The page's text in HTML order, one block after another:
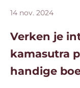
14 nov. 2024
Verken je
kamasutra
handige